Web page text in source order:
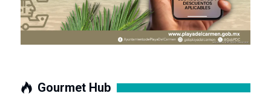
Gourmet Hub